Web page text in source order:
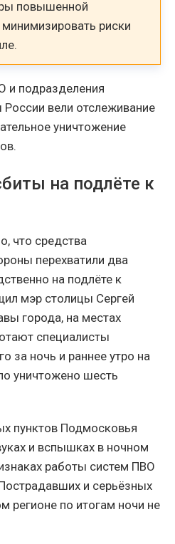
повышенной
риски
и подразделения
вели отслеживание
уничтожение
на подлёте к
что средства
перехватили два
на подлёте к
мэр столицы Сергей
города, на местах
специалисты
за ночь и раннее утро на
уничтожено шесть
пунктов Подмосковья
и вспышках в ночном
работы систем ПВО
и серьёзных
регионе по итогам ночи не